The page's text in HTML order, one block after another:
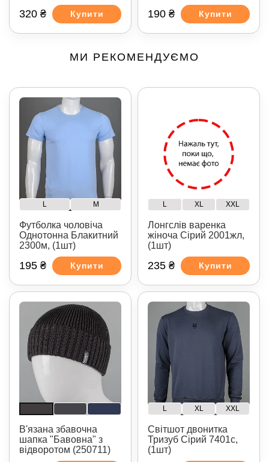
320 ₴ Купити 190 ₴ Купити
МИ РЕКОМЕНДУЄМО
L M
Футболка чоловіча
Однотонна Блакитний
2300м, (1шт)
195 ₴ Купити
L XL XXL
Лонгслів варенка
жіноча Сірий 2001жл,
(1шт)
235 ₴ Купити
В'язана збавочна
шапка "Бавовна" з
відворотом (250711)
L XL XXL
Світшот двонитка
Тризуб Сірий 7401с,
(1шт)